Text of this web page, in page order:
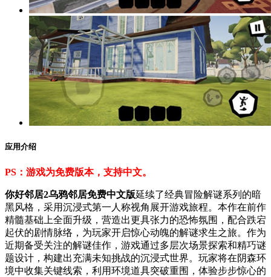
应用介绍
PS：游戏为免费版本，支持中文。
你好邻居2乌鸦邻居免费中文版延续了经典冒险解谜系列的暗
黑风格，采用沉浸式第一人称视角展开游戏旅程。本作在前作
精髓基础上全面升级，营造出更具张力的恐怖氛围，配合跌宕
起伏的剧情脉络，为玩家开启惊心动魄的解谜求生之旅。作为
近期备受关注的解谜佳作，游戏通过多层次场景探索和精巧谜
题设计，构建出充满未知挑战的沉浸式世界。玩家将在阴森环
境中收集关键线索，利用环境道具突破重围，体验步步惊心的